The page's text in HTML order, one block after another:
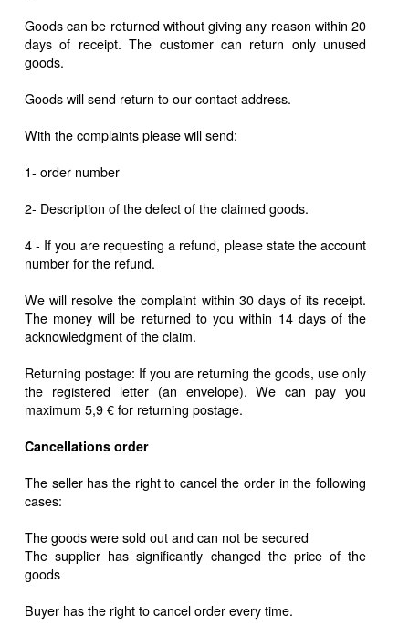
Goods can be returned without giving any reason within 20
days of receipt. The customer can return only unused
goods.
Goods will send return to our contact address.
With the complaints please will send:
1- order number
2- Description of the defect of the claimed goods.
4 - If you are requesting a refund, please state the account
number for the refund.
We will resolve the complaint within 30 days of its receipt.
The money will be returned to you within 14 days of the
acknowledgment of the claim.
Returning postage: If you are returning the goods, use only
the registered letter (an envelope). We can pay you
maximum 5,9 € for returning postage.
Cancellations order
The seller has the right to cancel the order in the following
cases:
The goods were sold out and can not be secured
The supplier has significantly changed the price of the
goods
Buyer has the right to cancel order every time.